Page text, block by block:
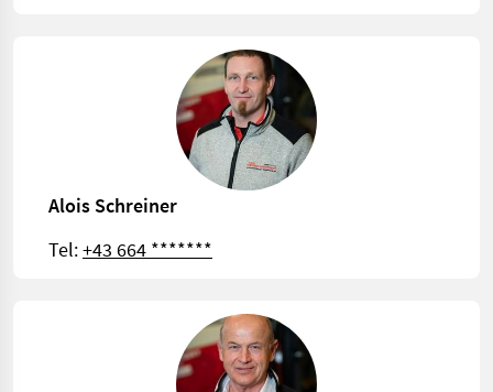
Alois Schreiner
Tel:+43 664 *******